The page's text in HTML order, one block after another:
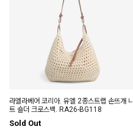
라엘라베어 코리아. 유엘 2종스트랩 손뜨개 니
트 숄더 크로스백. RA26-BG118
Sold Out